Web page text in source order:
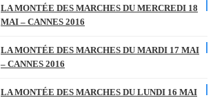
LA MONTÉE DES MARCHES DU MERCREDI 18
MAI – CANNES 2016
LA MONTÉE DES MARCHES DU MARDI 17 MAI
– CANNES 2016
LA MONTÉE DES MARCHES DU LUNDI 16 MAI